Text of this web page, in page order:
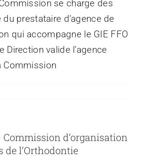
se charge des
du prestataire d’agence de
qui accompagne le GIE FFO
Direction valide l’agence
Commission
d’organisation
de l’Orthodontie